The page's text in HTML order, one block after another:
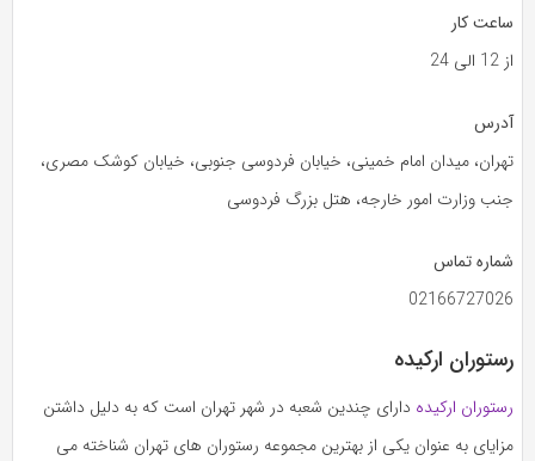
ساعت کار
از 12 الی 24
آدرس
تهران، میدان امام خمینی، خیابان فردوسی جنوبی، خیابان کوشک مصری،
جنب وزارت امور خارجه، هتل بزرگ فردوسی
شماره تماس
02166727026
رستوران ارکیده
رستوران ارکیده دارای چندین شعبه در شهر تهران است که به دلیل داشتن
مزایای به عنوان یکی از بهترین مجموعه رستوران های تهران شناخته می